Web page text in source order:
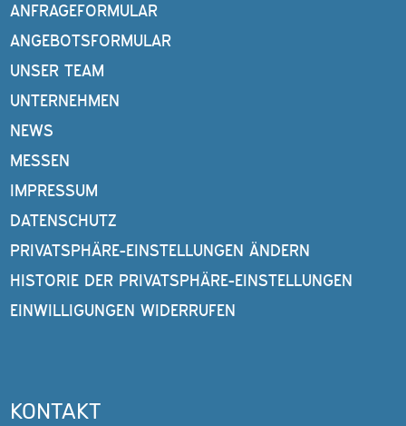
ANFRAGEFORMULAR
ANGEBOTSFORMULAR
UNSER TEAM
UNTERNEHMEN
NEWS
MESSEN
IMPRESSUM
DATENSCHUTZ
PRIVATSPHÄRE-EINSTELLUNGEN ÄNDERN
HISTORIE DER PRIVATSPHÄRE-EINSTELLUNGEN
EINWILLIGUNGEN WIDERRUFEN
KONTAKT